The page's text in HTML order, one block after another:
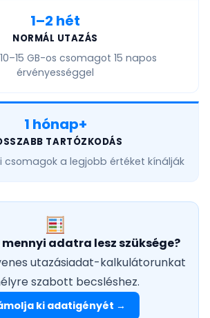
1–2 hét
NORMÁL UTAZÁS
10–15 GB-os csomagot 15 napos
érvényességgel
1 hónap+
TARTÓZKODÁS
csomagok a legjobb értéket kínálják
adatra lesz szüksége?
utazásiadat-kalkulátorunkat
szabott becsléshez.
ki adatigényét →